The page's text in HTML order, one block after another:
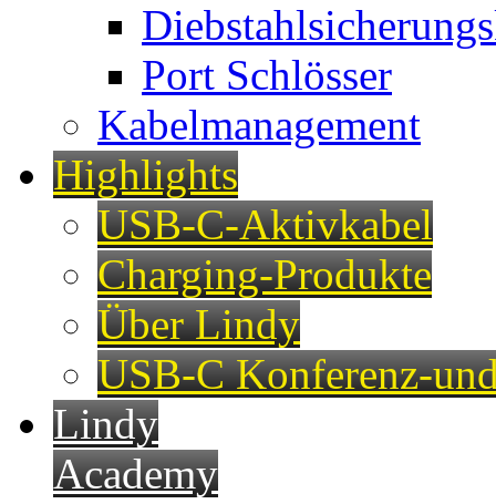
Port Schlösser
Kabelmanagement
Highlights
USB-C-Aktivkabel
Charging-Produkte
Über Lindy
USB-C Konferenz-
Lindy
Academy